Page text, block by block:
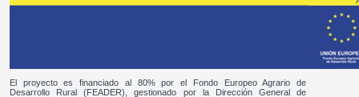
El proyecto es financiado al 80% por el Fondo Europeo Agrario de
Desarrollo Rural (FEADER), gestionado por la Dirección General de